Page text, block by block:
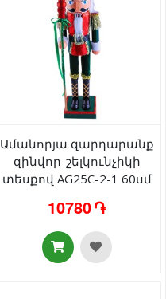
Ամանորյա զարդարանք
զինվոր-շելկունչիկի
տեսքով AG25C-2-1 60սմ
10780 ֏